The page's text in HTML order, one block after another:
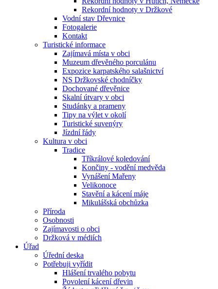
Rekordní hodnoty v Držkové
Vodní stav Dřevnice
Fotogalerie
Kontakt
Turistické informace
Zajímavá místa v obci
Muzeum dřevěného porculánu
Expozice karpatského salašnictví
NS Držkovské chodníčky
Dochované dřevěnice
Skalní útvary v obci
Studánky a prameny
Tipy na výlet v okolí
Turistické suvenýry
Jízdní řády
Kultura v obci
Tradice
Tříkrálové koledování
Končiny - vodění medvěda
Vynášení Mařeny
Velikonoce
Stavění a kácení máje
Mikulášská obchůzka
Příroda
Osobnosti
Zajímavosti o obci
Držková v médiích
Úřad
Úřední deska
Potřebuji vyřídit
Hlášení trvalého pobytu
Povolení kácení dřevin